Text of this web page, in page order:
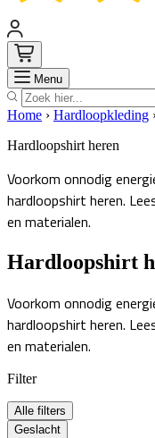
Menu Zoek
Home › Hardloopkleding
Hardloopshirt heren
Voorkom onnodig
hardloopshirt heren.
en materialen.
Hardloopshirt
Voorkom onnodig
hardloopshirt heren.
en materialen.
Filter
Alle filters
Geslacht